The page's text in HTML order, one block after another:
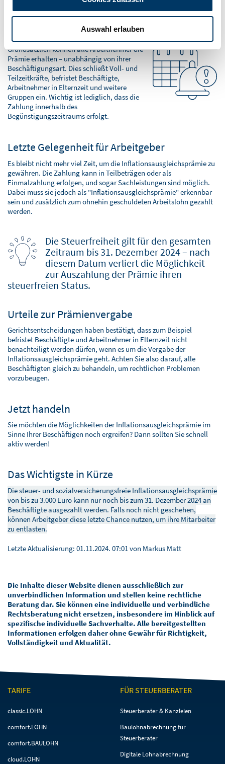
Auswahl erlauben
Zahlung zusätzlich zum regulären Arbeitslohn erfolgen.
Wer kann die Prämie erhalten?
Grundsätzlich können alle Arbeitnehmer die
Prämie erhalten – unabhängig von ihrer
Beschäftigungsart. Dies schließt Voll- und
Teilzeitkräfte, befristet Beschäftigte,
Arbeitnehmer in Elternzeit und weitere
Gruppen ein. Wichtig ist lediglich, dass die
Zahlung innerhalb des
Begünstigungszeitraums erfolgt.
Letzte Gelegenheit für Arbeitgeber
Es bleibt nicht mehr viel Zeit, um die Inflationsausgleichsprämie zu
gewähren. Die Zahlung kann in Teilbeträgen oder als
Einmalzahlung erfolgen, und sogar Sachleistungen sind möglich.
Dabei muss sie jedoch als "Inflationsausgleichsprämie" erkennbar
sein und zusätzlich zum ohnehin geschuldeten Arbeitslohn gezahlt
werden.
Die Steuerfreiheit gilt für den gesamten
Zeitraum bis 31. Dezember 2024 – nach
diesem Datum verliert die Möglichkeit
zur Auszahlung der Prämie ihren
steuerfreien Status.
Urteile zur Prämienvergabe
Gerichtsentscheidungen haben bestätigt, dass zum Beispiel
befristet Beschäftigte und Arbeitnehmer in Elternzeit nicht
benachteiligt werden dürfen, wenn es um die Vergabe der
Inflationsausgleichsprämie geht. Achten Sie also darauf, alle
Beschäftigten gleich zu behandeln, um rechtlichen Problemen
vorzubeugen.
Jetzt handeln
Sie möchten die Möglichkeiten der Inflationsausgleichsprämie im
Sinne Ihrer Beschäftigen noch ergreifen? Dann sollten Sie schnell
aktiv werden!
Das Wichtigste in Kürze
Die steuer- und sozialversicherungsfreie Inflationsausgleichsprämie
von bis zu 3.000 Euro kann nur noch bis zum 31. Dezember 2024 an
Beschäftigte ausgezahlt werden. Falls noch nicht geschehen,
können Arbeitgeber diese letzte Chance nutzen, um ihre Mitarbeiter
zu entlasten.
Letzte Aktualisierung: 01.11.2024. 07:01 von Markus Matt
Die Inhalte dieser Website dienen ausschließlich zur
unverbindlichen Information und stellen keine rechtliche
Beratung dar. Sie können eine individuelle und verbindliche
Rechtsberatung nicht ersetzen, insbesondere im Hinblick auf
spezifische individuelle Sachverhalte. Alle bereitgestellten
Informationen erfolgen daher ohne Gewähr für Richtigkeit,
Vollständigkeit und Aktualität.
TARIFE
Navigation
classic.LOHN
comfort.LOHN
comfort.BAULOHN
cloud.LOHN
FÜR STEUERBERATER
Navigation
Steuerberater & Kanzleien
Baulohnabrechnung für
Steuerberater
Digitale Lohnabrechnung